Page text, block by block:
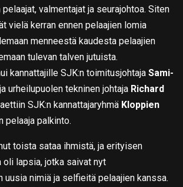
valmentajat ja seurajohtoa. Siten
vielä kerran ennen pelaajien lomia
menneestä kaudesta pelaajien
tulevan talven jutuista.
kannattajille SJK:n toimitusjohtajaSami-
ja urheilupuolen tekninen johtaja Richard
SJK:n kannattajaryhmä Kloppien
pelaaja palkinto.
toista sataa ihmistä, ja erityisen
oli lapsia, jotka saivat nyt
uusia nimiä ja selfieitä pelaajien kanssa.